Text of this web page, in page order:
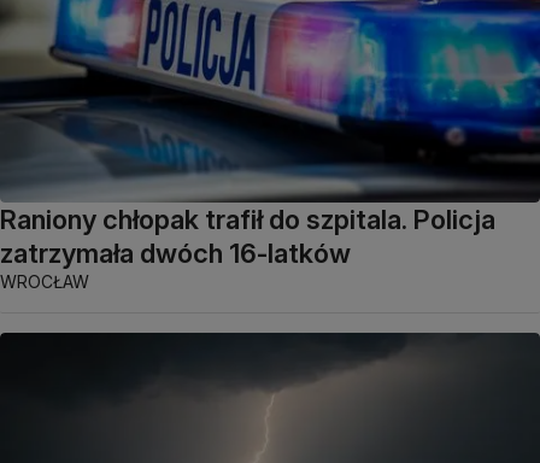
Raniony chłopak trafił do szpitala. Policja
zatrzymała dwóch 16-latków
WROCŁAW